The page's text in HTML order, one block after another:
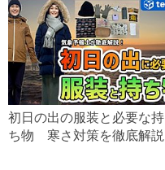
初日の出の服装と必要な持
ち物 寒さ対策を徹底解説